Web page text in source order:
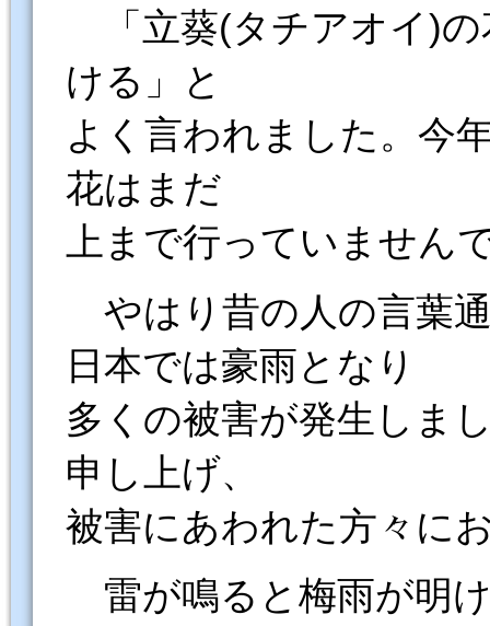
「立葵(タチアオイ)の
ける」と
よく言われました。今
花はまだ
上まで行っていません
やはり昔の人の言葉
日本では豪雨となり
多くの被害が発生しま
申し上げ、
被害にあわれた方々に
雷が鳴ると梅雨が明